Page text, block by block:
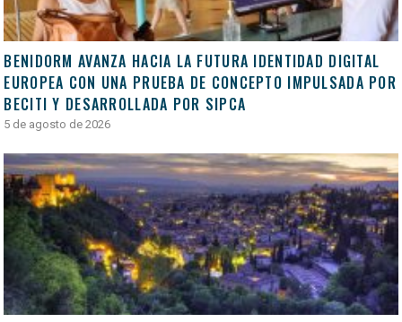
BENIDORM AVANZA HACIA LA FUTURA IDENTIDAD DIGITAL
EUROPEA CON UNA PRUEBA DE CONCEPTO IMPULSADA POR
BECITI Y DESARROLLADA POR SIPCA
5 de agosto de 2026